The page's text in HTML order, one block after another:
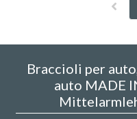
Braccioli per
auto MADE